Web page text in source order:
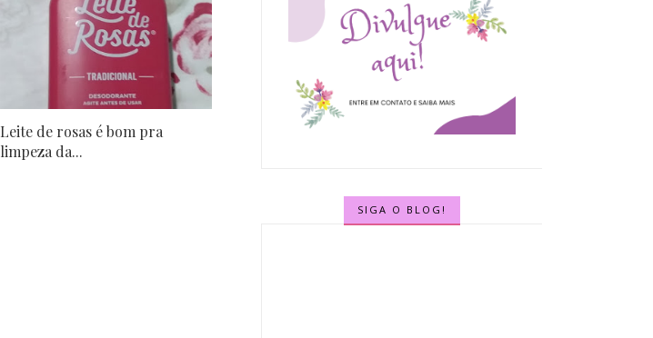
Leite de rosas é bom pra
limpeza da...
SIGA O BLOG!